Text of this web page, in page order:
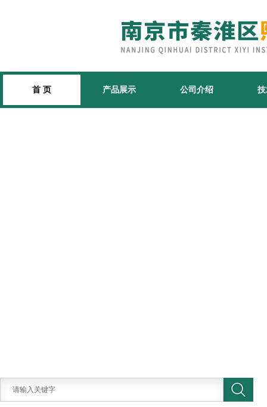
首 页 产品展示 公司介绍